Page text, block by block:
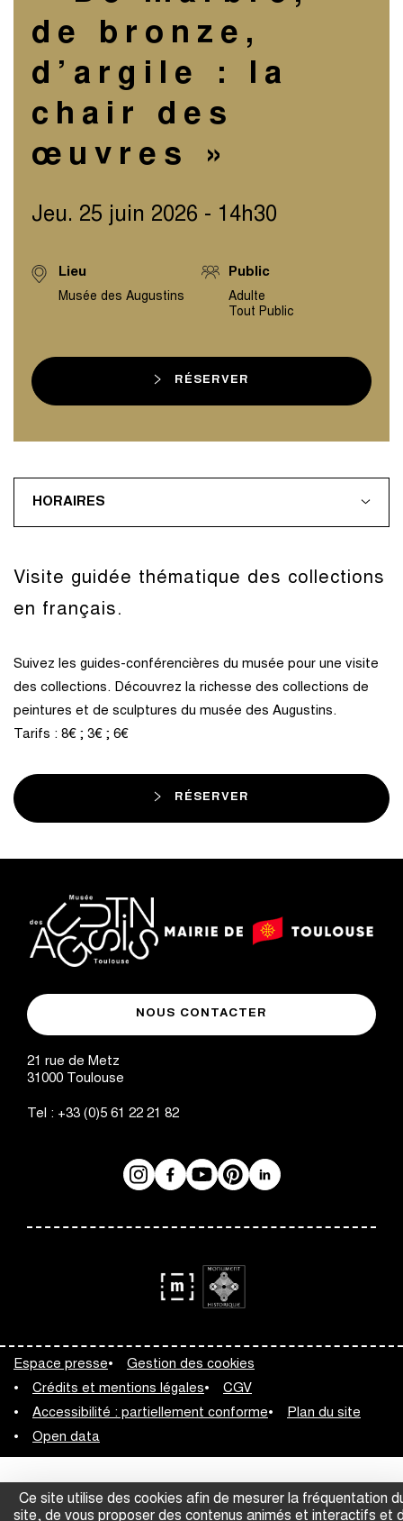
Ce site utilise des cookies afin de mesurer la fréquentation
site, de vous proposer des contenus animés et interactifs et
de bronze,
d’argile : la
chair des
œuvres »
Jeu. 25 juin 2026 - 14h30
Lieu
Musée des Augustins
Public
Adulte
Tout Public
RÉSERVER
HORAIRES
Visite guidée thématique des collections
en français.
Suivez les guides-conférencières du musée pour une visite
des collections. Découvrez la richesse des collections de
peintures et de sculptures du musée des Augustins.
Tarifs : 8€ ; 3€ ; 6€
RÉSERVER
musée
des
de
NOUS CONTACTER
21 rue de Metz
31000
Toulouse
Tel : +33 (0)5 61 22 21 82
Réseaux
InstagramFacebookYouTubePinterestLinkedIn
Musée
de
France
Monument
Historique
Espace presse
Gestion des cookies
Crédits et mentions légales
CGV
Accessibilité : partiellement conforme
Plan du site
Open data